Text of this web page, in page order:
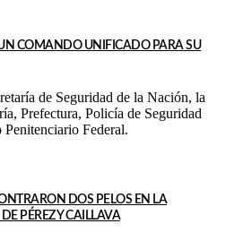
COMANDO UNIFICADO PARA SU
de Seguridad de la Nación, la
Prefectura, Policía de Seguridad
Federal.
DOS PELOS EN LA
PÉREZ Y CAILLAVA